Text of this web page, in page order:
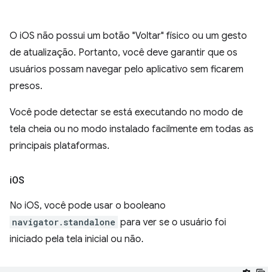
O iOS não possui um botão "Voltar" físico ou um gesto
de atualização. Portanto, você deve garantir que os
usuários possam navegar pelo aplicativo sem ficarem
presos.
Você pode detectar se está executando no modo de
tela cheia ou no modo instalado facilmente em todas as
principais plataformas.
iOS
No iOS, você pode usar o booleano
navigator.standalone para ver se o usuário foi
iniciado pela tela inicial ou não.